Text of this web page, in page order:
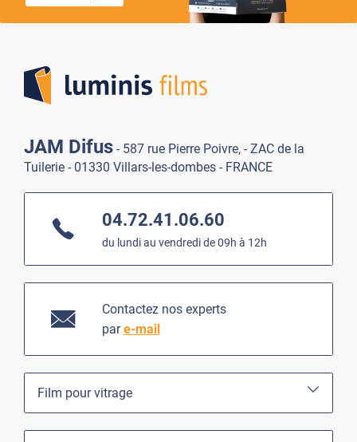
JAM Difus - 587 rue Pierre Poivre, - ZAC de la
Tuilerie - 01330 Villars-les-dombes - FRANCE
04.72.41.06.60
du lundi au vendredi de 09h à 12h
Contactez nos experts
pare-mail
Film pour vitrage